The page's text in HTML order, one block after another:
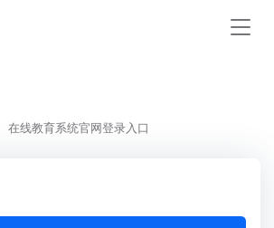
在线教育系统官网登录入口